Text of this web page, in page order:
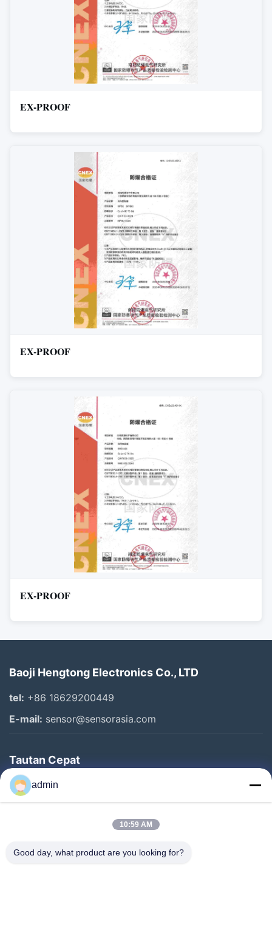
EX-PROOF
EX-PROOF
EX-PROOF
Baoji Hengtong Electronics Co., LTD
tel: +86 18629200449
E-mail: sensor@sensorasia.com
Tautan Cepat
Rumah
Produk
Tentang Kami
admin
10:59 AM
Good day, what product are you looking for?